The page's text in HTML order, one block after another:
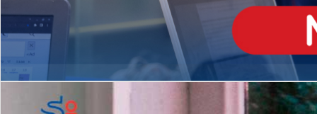
Matrículas Abertas 2026
2º AO 5º ANO FUNDAMENTAL